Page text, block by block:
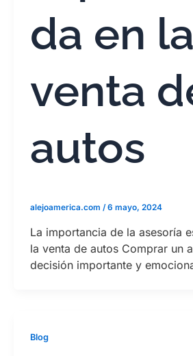
da en la
venta
autos
alejoamerica.com /6 mayo, 2024
La importancia de la asesoría
la venta de autos Comprar un
decisión importante y
Blog